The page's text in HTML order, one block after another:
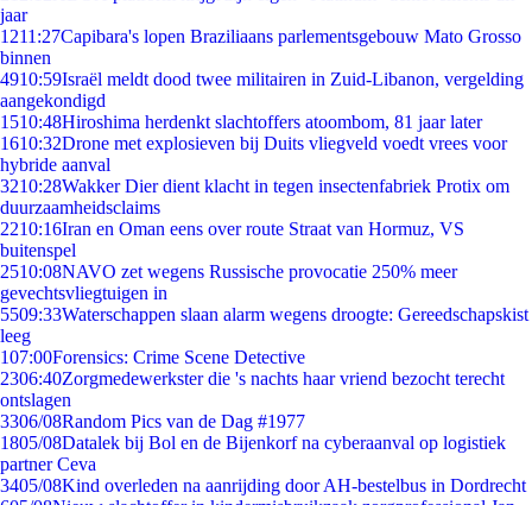
jaar
1211:27Capibara's lopen Braziliaans parlementsgebouw Mato Grosso
binnen
4910:59Israël meldt dood twee militairen in Zuid-Libanon, vergelding
aangekondigd
1510:48Hiroshima herdenkt slachtoffers atoombom, 81 jaar later
1610:32Drone met explosieven bij Duits vliegveld voedt vrees voor
hybride aanval
3210:28Wakker Dier dient klacht in tegen insectenfabriek Protix om
duurzaamheidsclaims
2210:16Iran en Oman eens over route Straat van Hormuz, VS
buitenspel
2510:08NAVO zet wegens Russische provocatie 250% meer
gevechtsvliegtuigen in
5509:33Waterschappen slaan alarm wegens droogte: Gereedschapskist
leeg
107:00Forensics: Crime Scene Detective
2306:40Zorgmedewerkster die 's nachts haar vriend bezocht terecht
ontslagen
3306/08Random Pics van de Dag #1977
1805/08Datalek bij Bol en de Bijenkorf na cyberaanval op logistiek
partner Ceva
3405/08Kind overleden na aanrijding door AH-bestelbus in Dordrecht